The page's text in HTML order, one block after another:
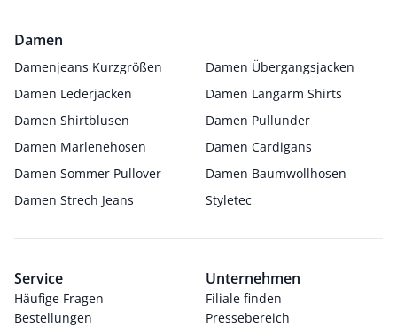
Damen
Damenjeans Kurzgrößen
Damen Übergangsjacken
Damen Lederjacken
Damen Langarm Shirts
Damen Shirtblusen
Damen Pullunder
Damen Marlenehosen
Damen Cardigans
Damen Sommer Pullover
Damen Baumwollhosen
Damen Strech Jeans
Styletec
Service
Häufige Fragen
Bestellungen
Unternehmen
Filiale finden
Pressebereich